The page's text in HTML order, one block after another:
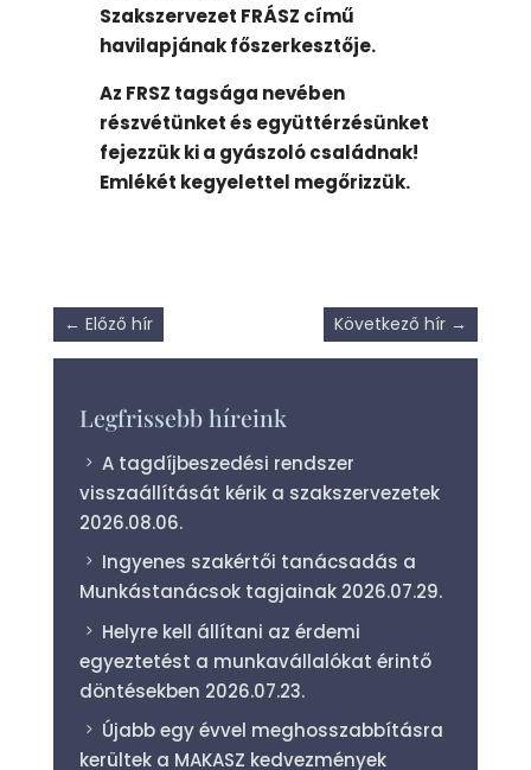
Szakszervezet FRÁSZ című
havilapjának főszerkesztője.
Az FRSZ tagsága nevében
részvétünket és együttérzésünket
fejezzük ki a gyászoló családnak!
Emlékét kegyelettel megőrizzük.
← Előző hír Következő hír →
Legfrissebb híreink
A tagdíjbeszedési rendszer
visszaállítását kérik a szakszervezetek
2026.08.06.
Ingyenes szakértői tanácsadás a
Munkástanácsok tagjainak 2026.07.29.
Helyre kell állítani az érdemi
egyeztetést a munkavállalókat érintő
döntésekben 2026.07.23.
Újabb egy évvel meghosszabbításra
kerültek a MAKASZ kedvezmények